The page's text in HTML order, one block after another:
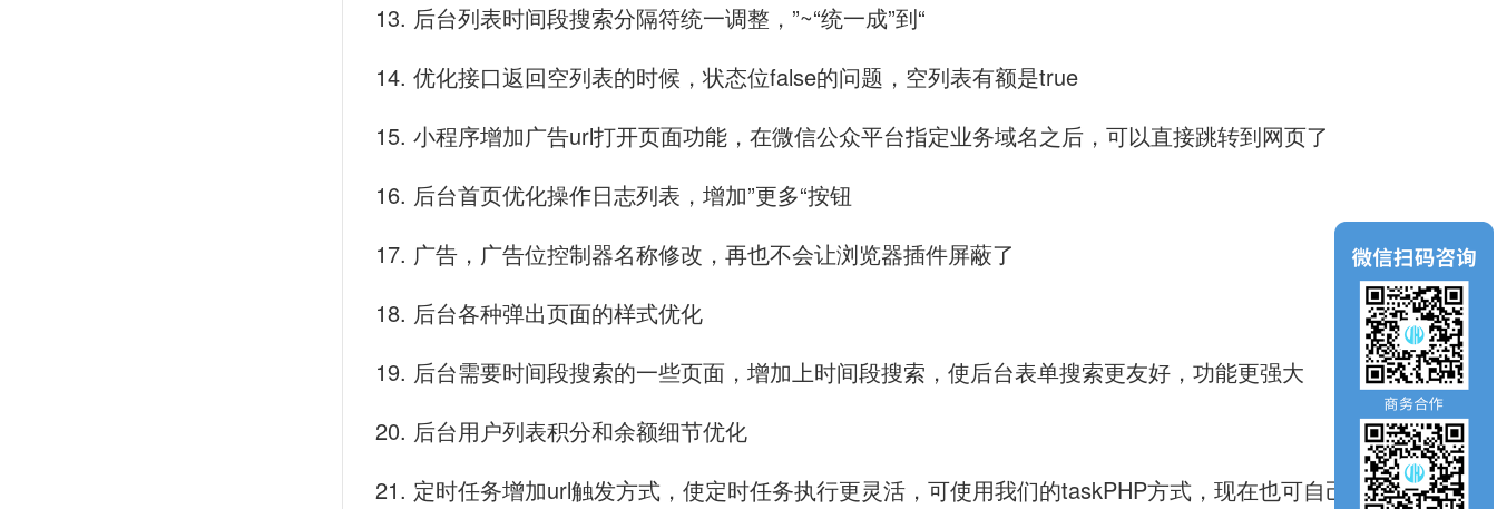
13. 后台列表时间段搜索分隔符统一调整，”~“统一成”到“
14. 优化接口返回空列表的时候，状态位false的问题，空列表有额是true
15. 小程序增加广告url打开页面功能，在微信公众平台指定业务域名之后，可以直接跳转到网页了
16. 后台首页优化操作日志列表，增加”更多“按钮
17. 广告，广告位控制器名称修改，再也不会让浏览器插件屏蔽了
18. 后台各种弹出页面的样式优化
19. 后台需要时间段搜索的一些页面，增加上时间段搜索，使后台表单搜索更友好，功能更强大
20. 后台用户列表积分和余额细节优化
21. 定时任务增加url触发方式，使定时任务执行更灵活，可使用我们的taskPHP方式，现在也可自己配置